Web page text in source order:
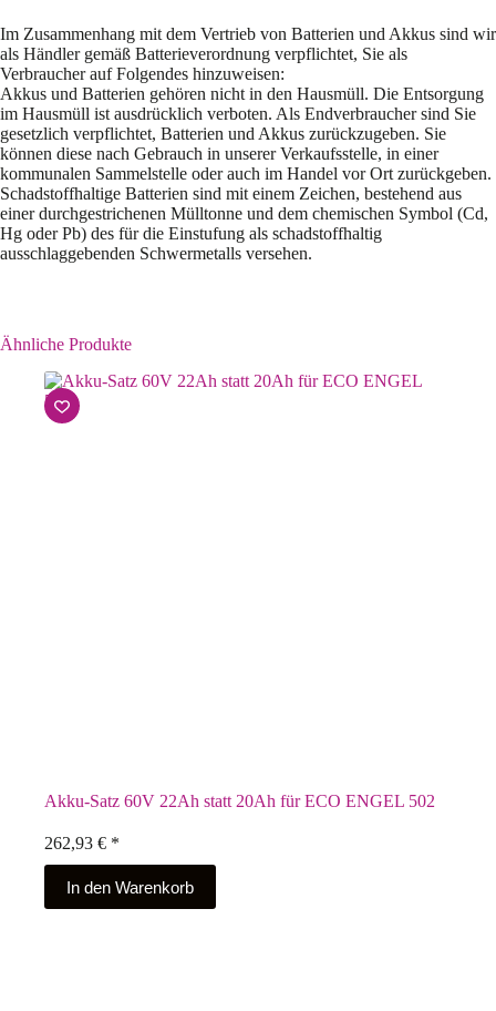
Im Zusammenhang mit dem Vertrieb von Batterien und Akkus sind wir
als Händler gemäß Batterieverordnung verpflichtet, Sie als
Verbraucher auf Folgendes hinzuweisen:
Akkus und Batterien gehören nicht in den Hausmüll. Die Entsorgung
im Hausmüll ist ausdrücklich verboten. Als Endverbraucher sind Sie
gesetzlich verpflichtet, Batterien und Akkus zurückzugeben. Sie
können diese nach Gebrauch in unserer Verkaufsstelle, in einer
kommunalen Sammelstelle oder auch im Handel vor Ort zurückgeben.
Schadstoffhaltige Batterien sind mit einem Zeichen, bestehend aus
einer durchgestrichenen Mülltonne und dem chemischen Symbol (Cd,
Hg oder Pb) des für die Einstufung als schadstoffhaltig
ausschlaggebenden Schwermetalls versehen.
Ähnliche Produkte
Akku-Satz 60V 22Ah statt 20Ah für ECO ENGEL 502
262,93 € *
In den Warenkorb